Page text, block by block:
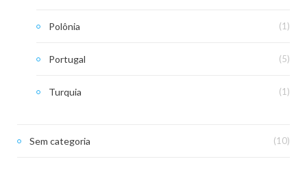
Polônia (1)
Portugal (5)
Turquia (1)
Sem categoria (10)